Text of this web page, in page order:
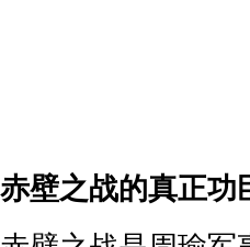
赤壁之战的真正功